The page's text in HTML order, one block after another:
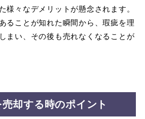
様々なデメリットが懸念されます。
ることが知れた瞬間から、瑕疵を理
まい、その後も売れなくなることが
却する時のポイント